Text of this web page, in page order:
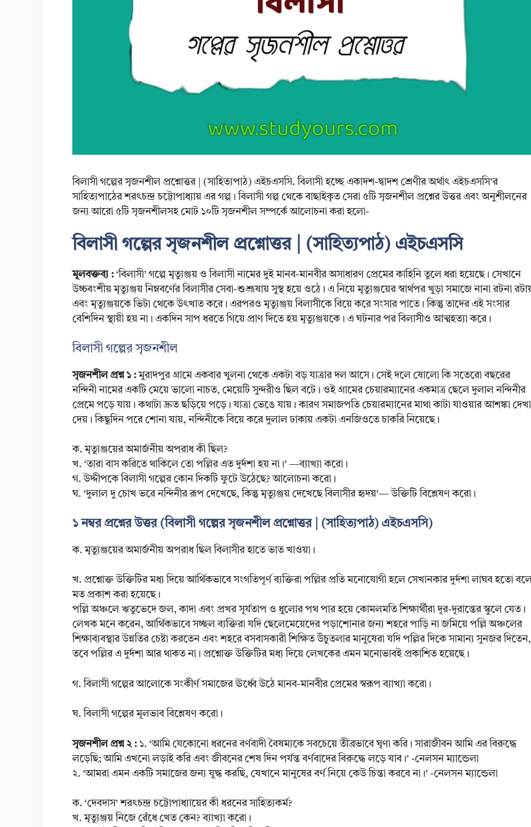
বিলাসী গল্পের সৃজনশীল প্রশ্নোত্তর | (সাহিত্যপাঠ) এইচএসসি. বিলাসী হচ্ছে একাদশ-দ্বাদশ শ্রেণীর অর্থাৎ এইচএসসি’র
সাহিত্যপাঠের শরৎচন্দ্র চট্টোপাধ্যায় এর গল্প। বিলাসী গল্প থেকে বাছাইকৃত সেরা ৫টি সৃজনশীল প্রশ্নের উত্তর এবং অনুশীলনের
জন্য আরো ৫টি সৃজনশীলসহ মোট ১০টি সৃজনশীল সম্পর্কে আলোচনা করা হলো-
বিলাসী গল্পের সৃজনশীল প্রশ্নোত্তর | (সাহিত্যপাঠ) এইচএসসি
মূলবক্তব্য : ‘বিলাসী’ গল্পে মৃত্যুঞ্জয় ও বিলাসী নামের দুই মানব-মানবীর অসাধারণ প্রেমের কাহিনি তুলে ধরা হয়েছে। সেখানে
উচ্চবংশীয় মৃত্যুঞ্জয় নিম্নবর্ণের বিলাসীর সেবা-শুশ্রূষায় সুস্থ হয়ে ওঠে। এ নিয়ে মৃত্যুঞ্জয়ের স্বার্থপর খুড়া সমাজে নানা রটনা
এবং মৃত্যুঞ্জয়কে ভিটা থেকে উৎখাত করে। এরপরও মৃত্যুঞ্জয় বিলাসীকে বিয়ে করে সংসার পাতে। কিন্তু তাদের এই সংসার
বেশিদিন স্থায়ী হয় না। একদিন সাপ ধরতে গিয়ে প্রাণ দিতে হয় মৃত্যুঞ্জয়কে। এ ঘটনার পর বিলাসীও আত্মহত্যা করে।
বিলাসী গল্পের সৃজনশীল
সৃজনশীল প্রশ্ন ১ :মুরাদপুর গ্রামে একবার খুলনা থেকে একটা বড় যাত্রার দল আসে। সেই দলে ষোলো কি সতেরো বছরের
নন্দিনী নামের একটি মেয়ে ভালো নাচত, মেয়েটি সুন্দরীও ছিল বটে। ওই গ্রামের চেয়ারম্যানের একমাত্র ছেলে দুলাল নন্দিনীর
প্রেমে পড়ে যায়। কথাটা দ্রুত ছড়িয়ে পড়ে। যাত্রা ভেঙে যায়। কারণ সমাজপতি চেয়ারম্যানের মাথা কাটা যাওয়ার আশঙ্কা দেখা
দেয়। কিছুদিন পরে শোনা যায়, নন্দিনীকে বিয়ে করে দুলাল ঢাকায় একটা এনজিওতে চাকরি নিয়েছে।
ক. মৃত্যুঞ্জয়ের অমার্জনীয় অপরাধ কী ছিল?
খ. ‘তারা বাস করিতে থাকিলে তো পল্লির এত দুর্দশা হয় না।’ —ব্যাখ্যা করো।
গ. উদ্দীপকে বিলাসী গল্পের কোন দিকটি ফুটে উঠেছে? আলোচনা করো।
ঘ. ‘দুলাল দু চোখ ভরে নন্দিনীর রূপ দেখেছে, কিন্তু মৃত্যুঞ্জয় দেখেছে বিলাসীর হৃদয়’— উক্তিটি বিশ্লেষণ করো।
১ নম্বর প্রশ্নের উত্তর (বিলাসী গল্পের সৃজনশীল প্রশ্নোত্তর | (সাহিত্যপাঠ) এইচএসসি)
ক. মৃত্যুঞ্জয়ের অমার্জনীয় অপরাধ ছিল বিলাসীর হাতে ভাত খাওয়া।
খ. প্রশ্নোক্ত উক্তিটির মধ্য দিয়ে আর্থিকভাবে সংগতিপূর্ণ ব্যক্তিরা পল্লির প্রতি মনোযোগী হলে সেখানকার দুর্দশা লাঘব হতো
মত প্রকাশ করা হয়েছে।
পল্লি অঞ্চলে ঋতুভেদে জল, কাদা এবং প্রখর সূর্যতাপ ও ধুলোর পথ পার হয়ে কোমলমতি শিক্ষার্থীরা দূর-দূরান্তের স্কুলে যেত।
লেখক মনে করেন, আর্থিকভাবে সচ্ছল ব্যক্তিরা যদি ছেলেমেয়েদের পড়াশোনার জন্য শহরে পাড়ি না জমিয়ে পল্লি অঞ্চলের
শিক্ষাব্যবস্থার উন্নতির চেষ্টা করতেন এবং শহরে বসবাসকারী শিক্ষিত উঁচুতলার মানুষেরা যদি পল্লির দিকে সামান্য সুনজর দিতেন,
তবে পল্লির এ দুর্দশা আর থাকত না। প্রশ্নোক্ত উক্তিটির মধ্য দিয়ে লেখকের এমন মনোভাবই প্রকাশিত হয়েছে।
গ. বিলাসী গল্পের আলোকে সংকীর্ণ সমাজের ঊর্ধ্বে উঠে মানব-মানবীর প্রেমের স্বরূপ ব্যাখ্যা করো।
ঘ. বিলাসী গল্পের মূলভাব বিশ্লেষণ করো।
সৃজনশীল প্রশ্ন ২ : ১. ‘আমি যেকোনো ধরনের বর্ণবাদী বৈষম্যকে সবচেয়ে তীব্রভাবে ঘৃণা করি। সারাজীবন আমি এর বিরুদ্ধে
লড়েছি; আমি এখনো লড়াই করি এবং জীবনের শেষ দিন পর্যন্ত বর্ণবাদের বিরুদ্ধে লড়ে যাব।’ -নেলসন ম্যান্ডেলা
২. ‘আমরা এমন একটি সমাজের জন্য যুদ্ধ করছি, যেখানে মানুষের বর্ণ নিয়ে কেউ চিন্তা করবে না।’ -নেলসন ম্যান্ডেলা
ক. ‘দেবদাস’ শরৎচন্দ্র চট্টোপাধ্যায়ের কী ধরনের সাহিত্যকর্ম?
খ. মৃত্যুঞ্জয় নিজে রেঁধে খেত কেন? ব্যাখ্যা করো।